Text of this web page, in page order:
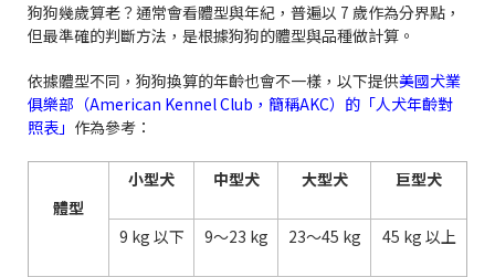
狗狗幾歲算老？通常會看體型與年紀，普遍以 7 歲作為分界點，
但最準確的判斷方法，是根據狗狗的體型與品種做計算。
依據體型不同，狗狗換算的年齡也會不一樣，以下提供美國犬業
俱樂部（American Kennel Club，簡稱AKC）的「人犬年齡對
照表」 作為參考：
體型
小型犬 中型犬 大型犬 巨型犬
9 kg 以下 9～23 kg 23～45 kg 45 kg 以上